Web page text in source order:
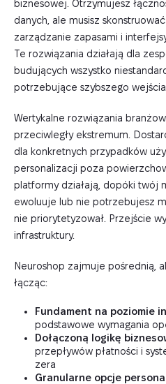
biznesowej. Otrzymujesz
danych, ale musisz
zarządzanie zapasami i
Te rozwiązania działają dla
budujących wszystko
potrzebujące szybszego wejścia
Wertykalne rozwiązania
przeciwległy ekstremum.
dla konkretnych przypadków
personalizacji poza
platformy działają, dopóki twój
ewoluuje lub nie potrzebujesz
nie priorytetyzował. Przejście
infrastruktury.
Neuroshop zajmuje pośrednią,
łącząc:
Fundament na poziomie
podstawowe wymagania
Dołączoną logikę
przepływów płatności i
zera
Granularne opcje